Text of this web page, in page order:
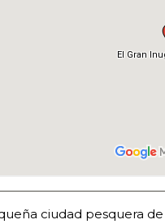
ciudad pesquera